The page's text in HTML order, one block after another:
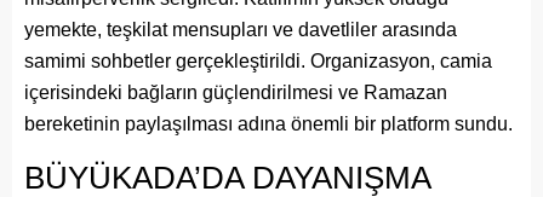
yemekte, teşkilat mensupları ve davetliler arasında
samimi sohbetler gerçekleştirildi. Organizasyon, camia
içerisindeki bağların güçlendirilmesi ve Ramazan
bereketinin paylaşılması adına önemli bir platform sundu.
BÜYÜKADA’DA DAYANIŞMA